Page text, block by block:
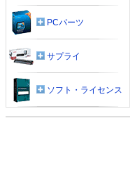
PCパーツ
サプライ
ソフト・ライセンス